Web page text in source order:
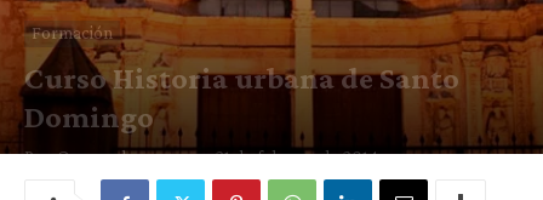
Formación
Curso Historia urbana de Santo
Domingo
Por Quemashago.com- 21 de febrero de 2014